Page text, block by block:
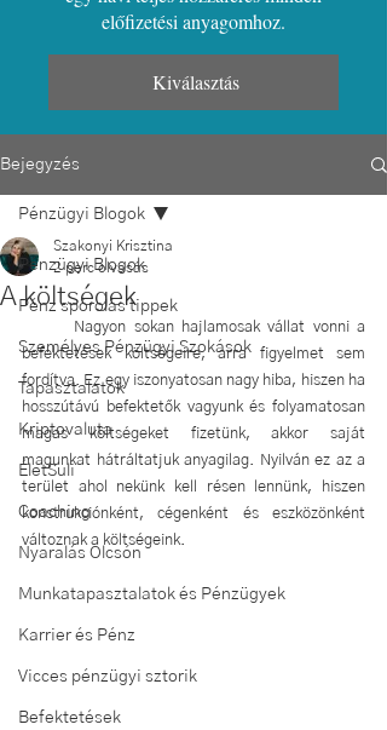
előfizetési anyagomhoz.
Kiválasztás
Bejegyzés
Pénzügyi Blogok
Pénz spórolás tippek
Személyes Pénzügyi Szokások
Tapasztalatok
Kriptovaluta
ÉletSuli
Coaching
Nyaralás Olcsón
Munkatapasztalatok és Pénzügyek
Karrier és Pénz
Vicces pénzügyi sztorik
Befektetések
Pénzügyi Blogok
A költségek
Szakonyi Krisztina
2 perc olvasás
befektetések költségeire, arra figyelmet sem
fordítva. Ez egy iszonyatosan nagy hiba, hiszen ha
hosszútávú befektetők vagyunk és folyamatosan
magas költségeket fizetünk, akkor saját
magunkat hátráltatjuk anyagilag. Nyilván ez az a
terület ahol nekünk kell résen lennünk, hiszen
konstrukciónként, cégenként és eszközönként
változnak a költségeink.